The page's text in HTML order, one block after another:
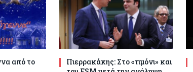
από το
Πιερρακάκης: Στο «τιμόνι» και